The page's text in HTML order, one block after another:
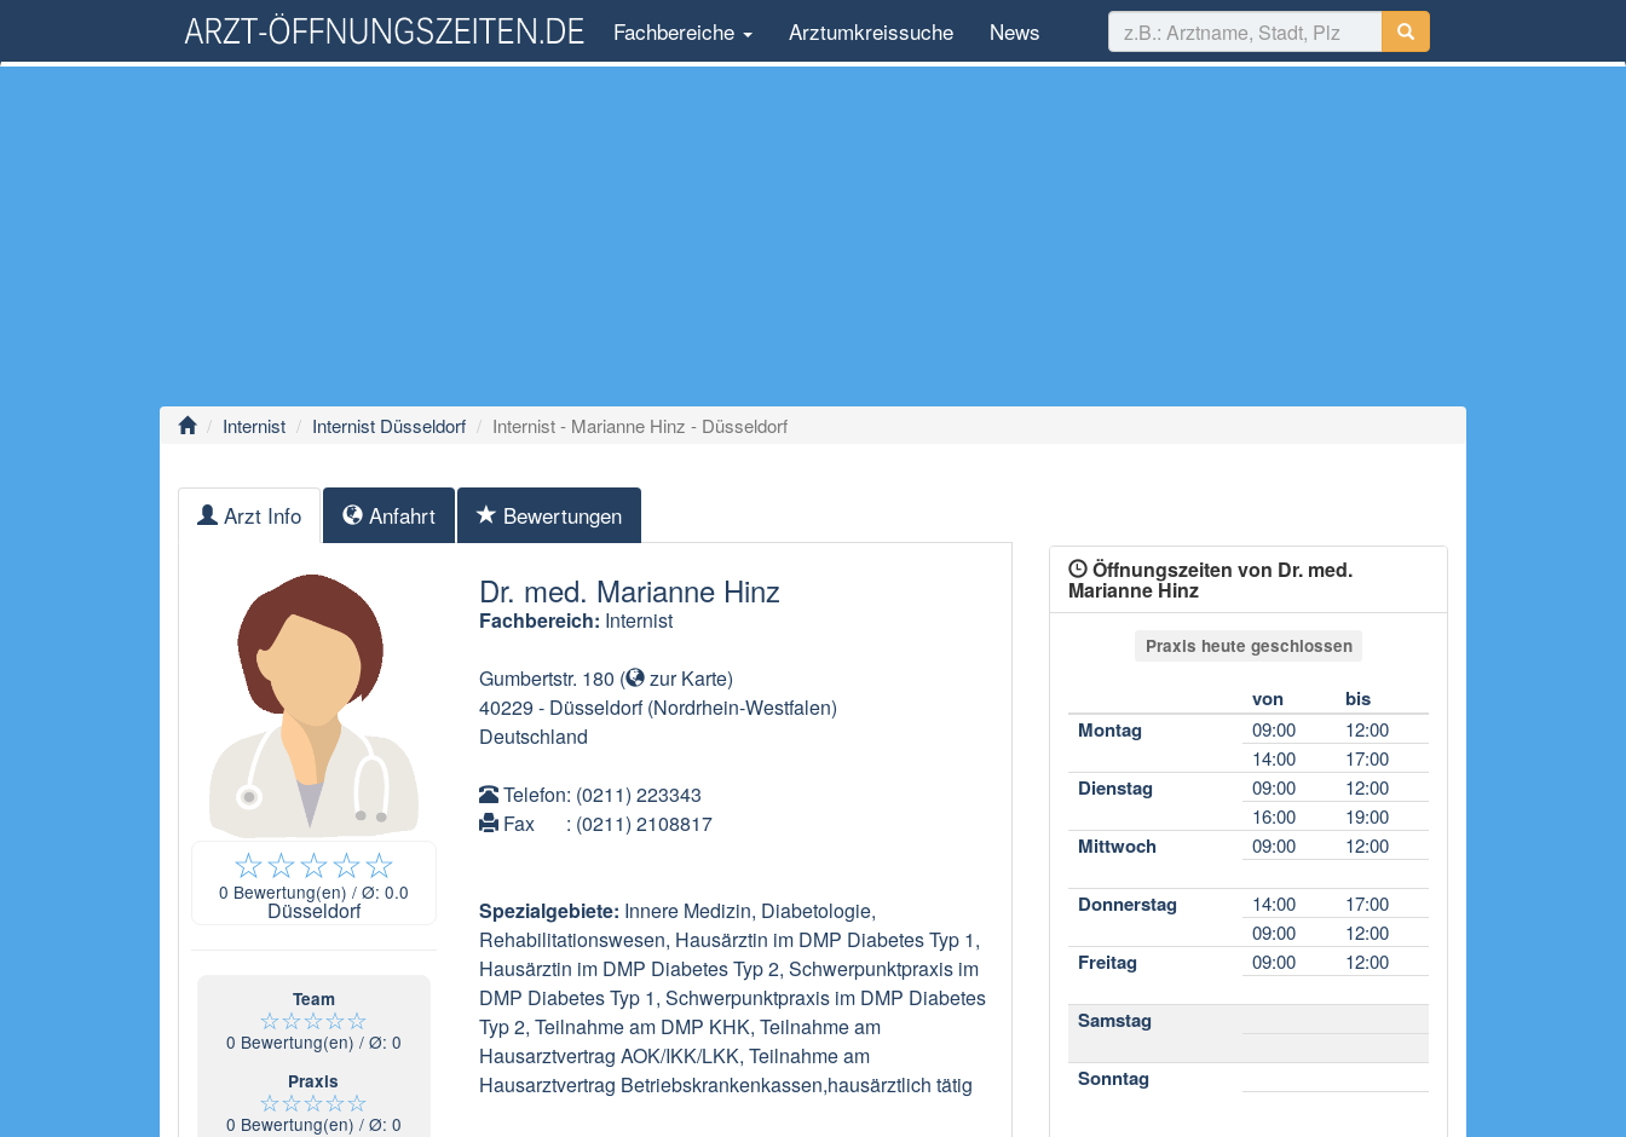
Fachbereiche Arztumkreissuche News
Internist Internist Düsseldorf Internist - Marianne Hinz - Düsseldorf
Arzt Info Anfahrt Bewertungen
☆☆☆☆☆
0 Bewertung(en) / Ø: 0.0
Düsseldorf
Team
☆☆☆☆☆
0 Bewertung(en) / Ø: 0
Praxis
☆☆☆☆☆
0 Bewertung(en) / Ø: 0
Dr. med. Marianne Hinz
Fachbereich: Internist
Gumbertstr. 180 ( zur Karte)
40229 - Düsseldorf (Nordrhein-Westfalen)
Deutschland
Telefon: (0211) 223343
Fax
: (0211) 2108817
Spezialgebiete: Innere Medizin, Diabetologie,
Rehabilitationswesen, Hausärztin im DMP Diabetes Typ 1,
Hausärztin im DMP Diabetes Typ 2, Schwerpunktpraxis im
DMP Diabetes Typ 1, Schwerpunktpraxis im DMP Diabetes
Typ 2, Teilnahme am DMP KHK, Teilnahme am
Hausarztvertrag AOK/IKK/LKK, Teilnahme am
Hausarztvertrag Betriebskrankenkassen,hausärztlich tätig
Öffnungszeiten von Dr. med.
Marianne Hinz
Praxis heute geschlossen
von
bis
Montag
09:00
12:00
14:00
17:00
Dienstag 09:00
12:00
16:00
19:00
Mittwoch 09:00 12:00
Donnerstag 14:00
17:00
09:00
12:00
Freitag 09:00 12:00
Samstag
Sonntag